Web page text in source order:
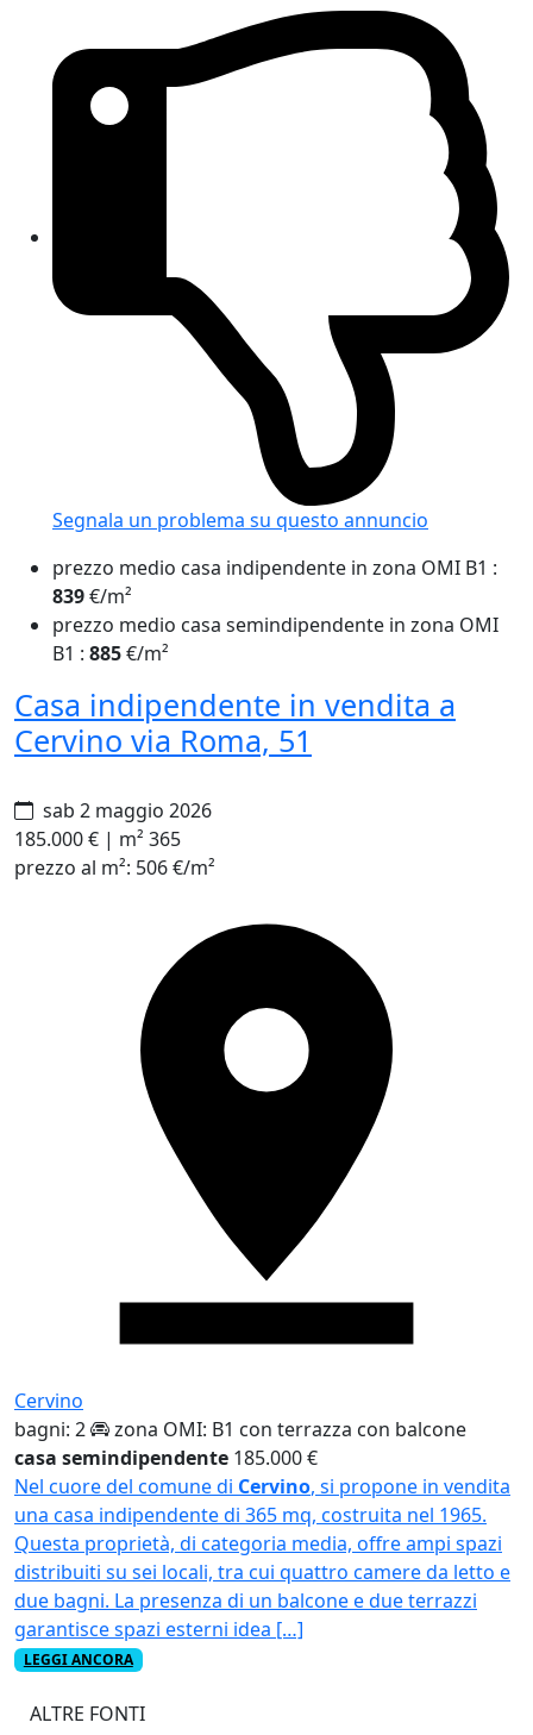
Segnala un problema su questo annuncio
prezzo medio casa indipendente in zona OMI B1 :
839€/m²
prezzo medio casa semindipendente in zona OMI
B1 : 885€/m²
Casa indipendente in vendita a
Cervino via Roma, 51
sab 2 maggio 2026
185.000 € | m² 365
prezzo al m²: 506 €/m²
Cervino
bagni: 2
zona OMI: B1 con terrazza con balcone
casa semindipendente 185.000 €
Nel cuore del comune di Cervino, si propone in vendita
una casa indipendente di 365 mq, costruita nel 1965.
Questa proprietà, di categoria media, offre ampi spazi
distribuiti su sei locali, tra cui quattro camere da letto e
due bagni. La presenza di un balcone e due terrazzi
garantisce spazi esterni idea […]
LEGGI ANCORA
ALTRE FONTI